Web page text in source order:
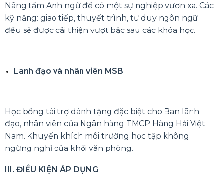
Nâng tầm Anh ngữ để có một sự nghiệp vươn xa. Các
kỹ năng: giao tiếp, thuyết trình, tư duy ngôn ngữ
đều sẽ được cải thiện vượt bậc sau các khóa học.
Lãnh đạo và nhân viên MSB
Học bổng tài trợ dành tặng đặc biệt cho Ban lãnh
đạo, nhân viên của Ngân hàng TMCP Hàng Hải Việt
Nam. Khuyến khích môi trường học tập không
ngừng nghỉ của khối văn phòng.
III. ĐIỀU KIỆN ÁP DỤNG